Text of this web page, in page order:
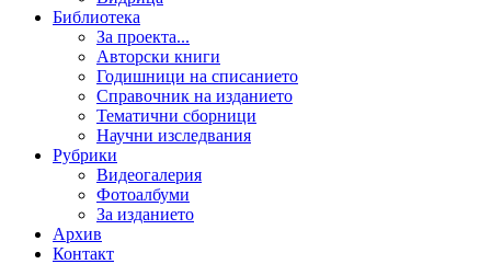
Библиотека
За проекта...
Авторски книги
Годишници на списанието
Справочник на изданието
Тематични сборници
Научни изследвания
Рубрики
Видеогалерия
Фотоалбуми
За изданието
Архив
Контакт